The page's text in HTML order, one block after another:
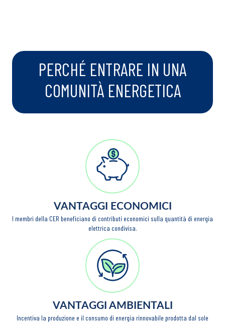
PERCHÉ ENTRARE IN UNA
COMUNITÀ ENERGETICA
VANTAGGI ECONOMICI
I membri della CER beneficiano di contributi economici sulla quantità di energia
elettrica condivisa.
VANTAGGI AMBIENTALI
Incentiva la produzione e il consumo di energia rinnovabile prodotta dal sole